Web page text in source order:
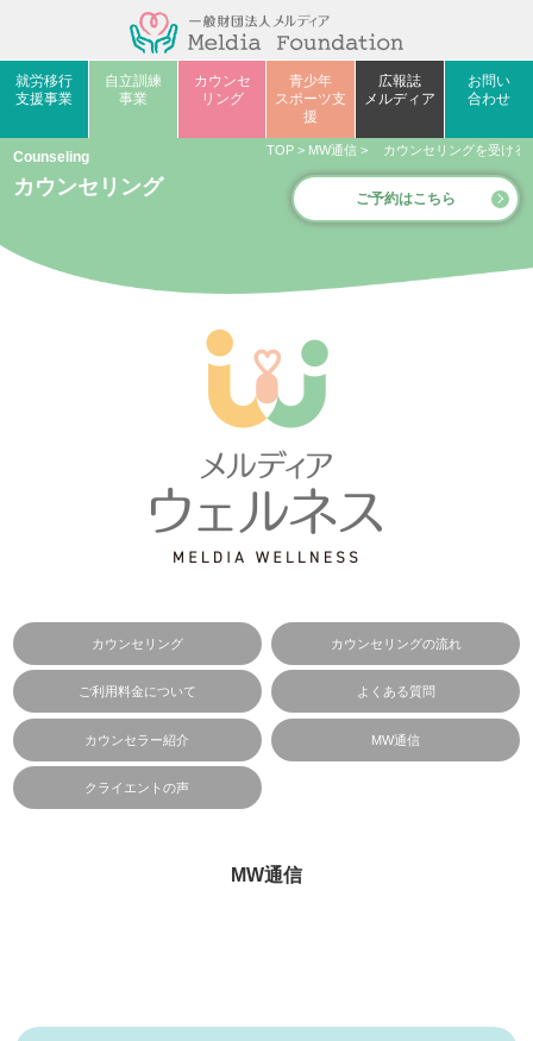
就労移行
支援事業
自立訓練
事業
カウンセ
リング
青少年
スポーツ支
援
広報誌
メルディア
お問い
合わせ
Counseling
カウンセリング
TOP > MW通信 > カウンセリングを受ける
ご予約はこちら
カウンセリング カウンセリングの流れ
ご利用料金について よくある質問
カウンセラー紹介 MW通信
クライエントの声
MW通信